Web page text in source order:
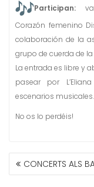
Participan:
Corazón femenino
colaboración de la
grupo de cuerda de la
La entrada es libre y
pasear por
escenarios musicales.
No os lo perdéis!
NAVEGACIÓN
DECONCERTS ALS